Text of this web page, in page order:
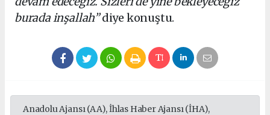
burada inşallah”diye konuştu.
Anadolu Ajansı (AA), İhlas Haber Ajansı (İHA),